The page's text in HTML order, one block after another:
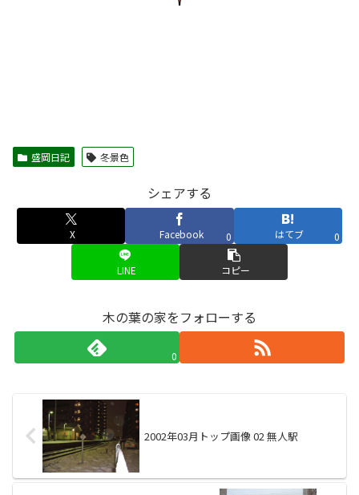
盛岡日記 冬景色
シェアする
X Facebook 0 はてブ 0
LINE コピー
木の葉の家をフォローする
0
2002年03月トップ画像 02 無人駅